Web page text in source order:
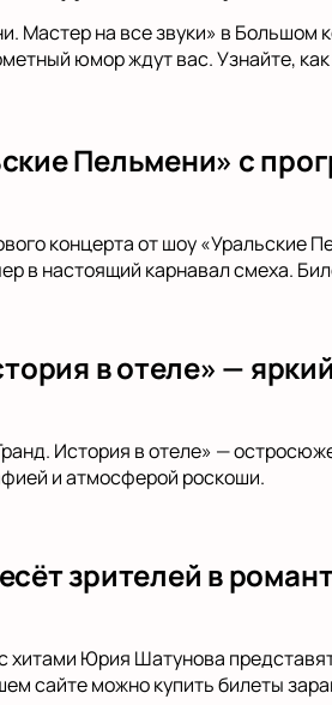
Мастер на все звуки» в Большом
юмор ждут вас. Узнайте,
Пельмени» с
концерта от шоу «Уральские
в настоящий карнавал смеха.
в отеле» —
История в отеле» —
и атмосферой роскоши.
зрителей в
хитами Юрия Шатунова
сайте можно купить билеты